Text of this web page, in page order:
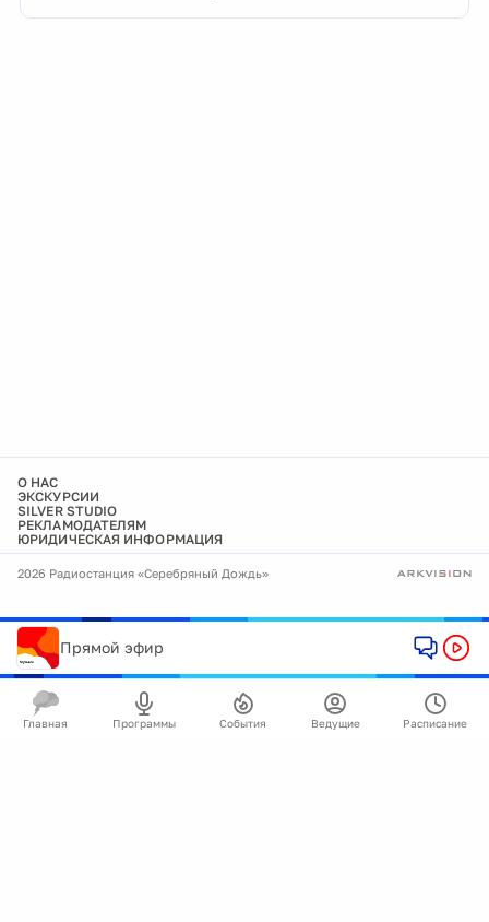
О НАС
ЭКСКУРСИИ
SILVER STUDIO
РЕКЛАМОДАТЕЛЯМ
ЮРИДИЧЕСКАЯ ИНФОРМАЦИЯ
2026 Радиостанция «Серебряный Дождь»
Прямой эфир
Главная Программы События Ведущие Расписание